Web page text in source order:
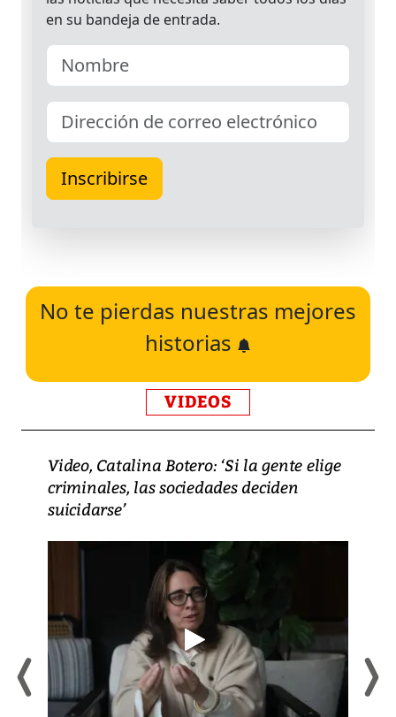
No te pierdas nuestras mejores
historias
VIDEOS
Video, Catalina Botero: ‘Si la gente elige
criminales, las sociedades deciden
suicidarse’